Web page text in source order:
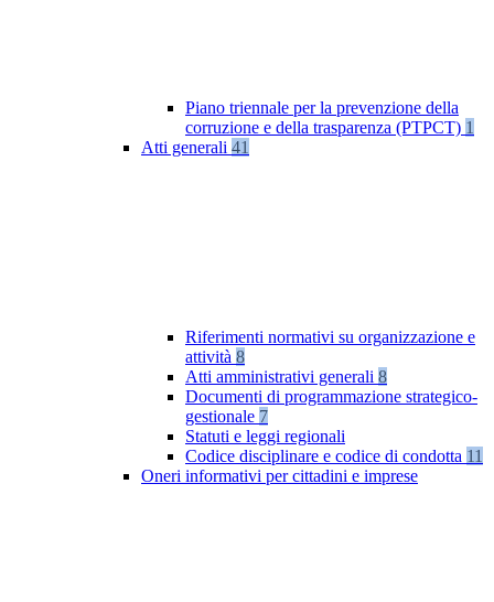
Piano triennale per la prevenzione della
corruzione e della trasparenza (PTPCT) 1
Atti generali 41
Riferimenti normativi su organizzazione e
attività 8
Atti amministrativi generali 8
Documenti di programmazione strategico-
gestionale 7
Statuti e leggi regionali
Codice disciplinare e codice di condotta 11
Oneri informativi per cittadini e imprese